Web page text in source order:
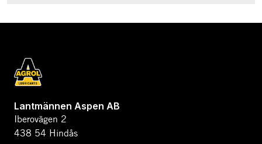
Lantmännen Aspen AB
Iberovägen 2
438 54 Hindås